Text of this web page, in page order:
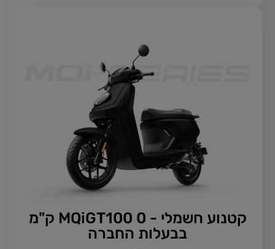
קטנוע חשמלי - MQiGT100 0 ק"מ
בבעלות החברה